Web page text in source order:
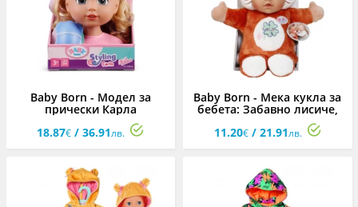
Baby Born - Модел за
прически Карла
18.87€ / 36.91лв.
Baby Born - Мека кукла за
бебета: Забавно лисиче,
11.20€/ 21.91лв.